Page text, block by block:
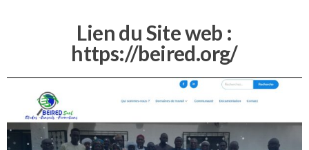
Lien du Site web :
https://beired.org/